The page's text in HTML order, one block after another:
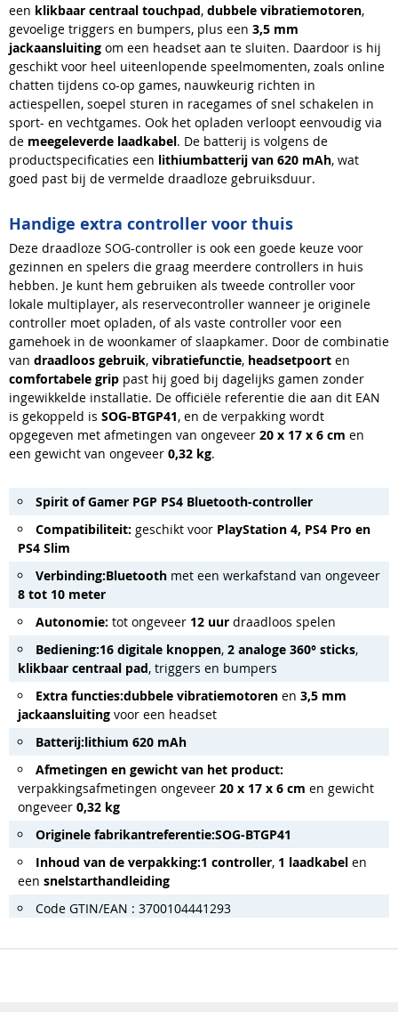
een klikbaar centraal touchpad, dubbele vibratiemotoren,
gevoelige triggers en bumpers, plus een 3,5 mm
jackaansluiting om een headset aan te sluiten. Daardoor is hij
geschikt voor heel uiteenlopende speelmomenten, zoals online
chatten tijdens co-op games, nauwkeurig richten in
actiespellen, soepel sturen in racegames of snel schakelen in
sport- en vechtgames. Ook het opladen verloopt eenvoudig via
de meegeleverde laadkabel. De batterij is volgens de
productspecificaties een lithiumbatterij van 620 mAh, wat
goed past bij de vermelde draadloze gebruiksduur.
Handige extra controller voor thuis
Deze draadloze SOG-controller is ook een goede keuze voor
gezinnen en spelers die graag meerdere controllers in huis
hebben. Je kunt hem gebruiken als tweede controller voor
lokale multiplayer, als reservecontroller wanneer je originele
controller moet opladen, of als vaste controller voor een
gamehoek in de woonkamer of slaapkamer. Door de combinatie
van draadloos gebruik, vibratiefunctie, headsetpoort en
comfortabele grip past hij goed bij dagelijks gamen zonder
ingewikkelde installatie. De officiële referentie die aan dit EAN
is gekoppeld is SOG-BTGP41, en de verpakking wordt
opgegeven met afmetingen van ongeveer 20 x 17 x 6 cm en
een gewicht van ongeveer 0,32 kg.
Spirit of Gamer PGP PS4 Bluetooth-controller
Compatibiliteit: geschikt voor PlayStation 4, PS4 Pro en
PS4 Slim
Verbinding:Bluetooth met een werkafstand van ongeveer
8 tot 10 meter
Autonomie: tot ongeveer 12 uur draadloos spelen
Bediening:16 digitale knoppen, 2 analoge 360° sticks,
klikbaar centraal pad, triggers en bumpers
Extra functies:dubbele vibratiemotoren en 3,5 mm
jackaansluiting voor een headset
Batterij:lithium 620 mAh
Afmetingen en gewicht van het product:
verpakkingsafmetingen ongeveer 20 x 17 x 6 cm en gewicht
ongeveer 0,32 kg
Originele fabrikantreferentie:SOG-BTGP41
Inhoud van de verpakking:1 controller, 1 laadkabel en
een snelstarthandleiding
Code GTIN/EAN : 3700104441293